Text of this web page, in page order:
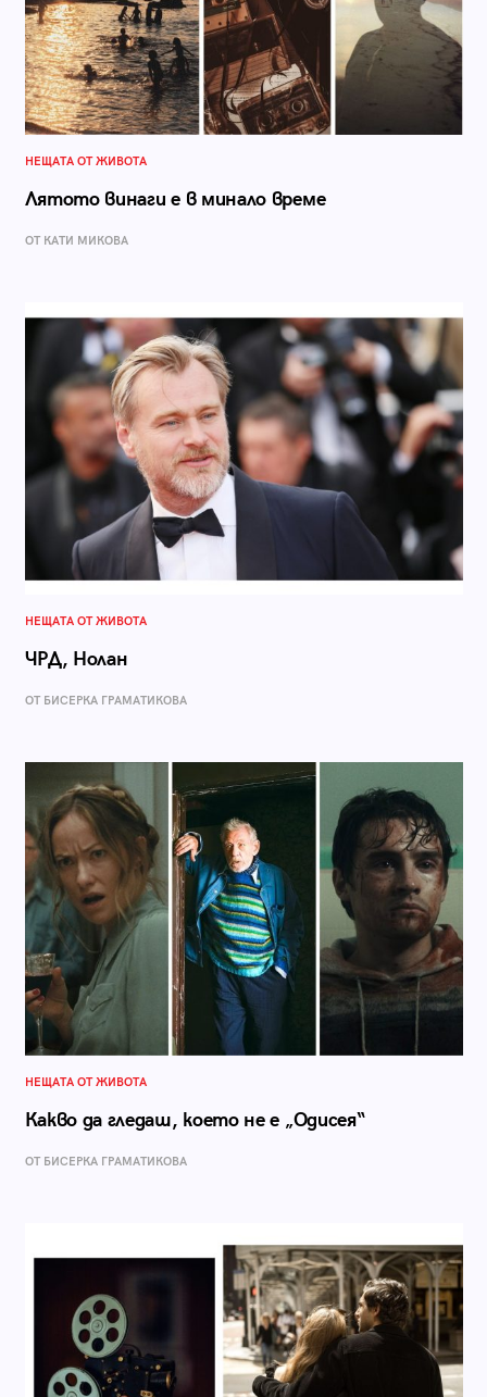
НЕЩАТА ОТ ЖИВОТА
Лятото винаги е в минало време
ОТ КАТИ МИКОВА
НЕЩАТА ОТ ЖИВОТА
ЧРД, Нолан
ОТ БИСЕРКА ГРАМАТИКОВА
НЕЩАТА ОТ ЖИВОТА
Какво да гледаш, което не е „Одисея“
ОТ БИСЕРКА ГРАМАТИКОВА